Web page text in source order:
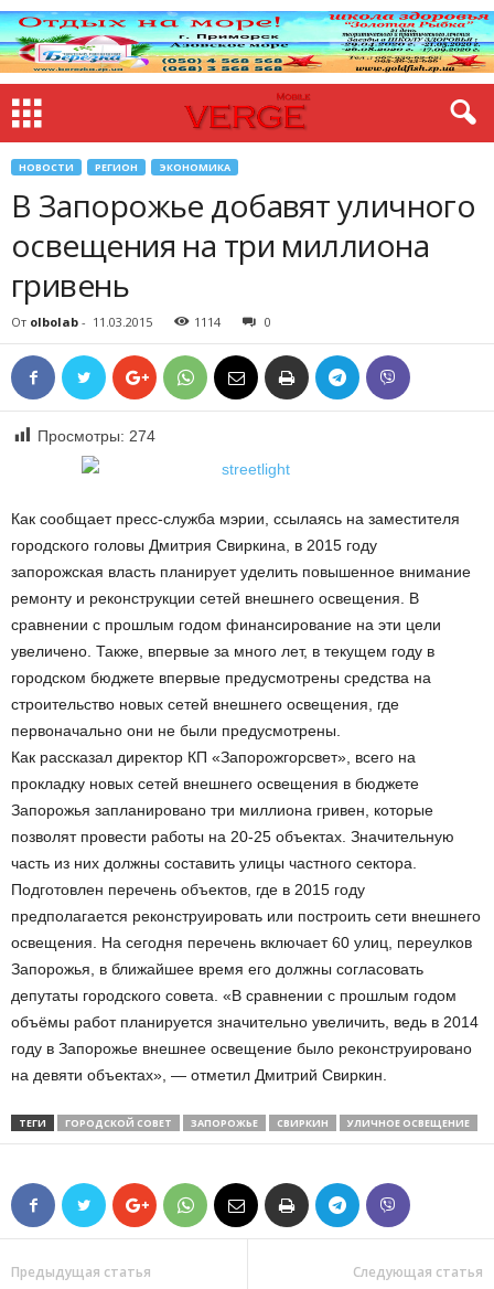
НОВОСТИ РЕГИОН ЭКОНОМИКА
В Запорожье добавят уличного
освещения на три миллиона
гривень
От olbolab - 11.03.2015 1114 0
Просмотры: 274
Как сообщает пресс-служба мэрии, ссылаясь на заместителя
городского головы Дмитрия Свиркина, в 2015 году
запорожская власть планирует уделить повышенное внимание
ремонту и реконструкции сетей внешнего освещения. В
сравнении с прошлым годом финансирование на эти цели
увеличено. Также, впервые за много лет, в текущем году в
городском бюджете впервые предусмотрены средства на
строительство новых сетей внешнего освещения, где
первоначально они не были предусмотрены.
Как рассказал директор КП «Запорожгорсвет», всего на
прокладку новых сетей внешнего освещения в бюджете
Запорожья запланировано три миллиона гривен, которые
позволят провести работы на 20-25 объектах. Значительную
часть из них должны составить улицы частного сектора.
Подготовлен перечень объектов, где в 2015 году
предполагается реконструировать или построить сети внешнего
освещения. На сегодня перечень включает 60 улиц, переулков
Запорожья, в ближайшее время его должны согласовать
депутаты городского совета. «В сравнении с прошлым годом
объёмы работ планируется значительно увеличить, ведь в 2014
году в Запорожье внешнее освещение было реконструировано
на девяти объектах», — отметил Дмитрий Свиркин.
ТЕГИ ГОРОДСКОЙ СОВЕТ ЗАПОРОЖЬЕ СВИРКИН УЛИЧНОЕ ОСВЕЩЕНИЕ
Предыдущая статья Следующая статья